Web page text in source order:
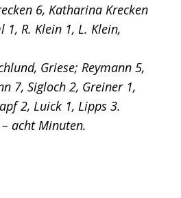
6, Katharina Krecken
1, R. Klein 1, L. Klein,
Griese; Reymann 5,
7, Sigloch 2, Greiner 1,
2, Luick 1, Lipps 3.
acht Minuten.